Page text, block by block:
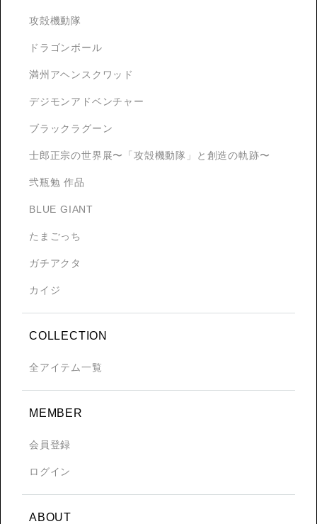
攻殻機動隊
ドラゴンボール
満州アヘンスクワッド
デジモンアドベンチャー
ブラックラグーン
士郎正宗の世界展〜「攻殻機動隊」と創造の軌跡〜
弐瓶勉 作品
BLUE GIANT
たまごっち
ガチアクタ
カイジ
COLLECTION
全アイテム一覧
MEMBER
会員登録
ログイン
ABOUT